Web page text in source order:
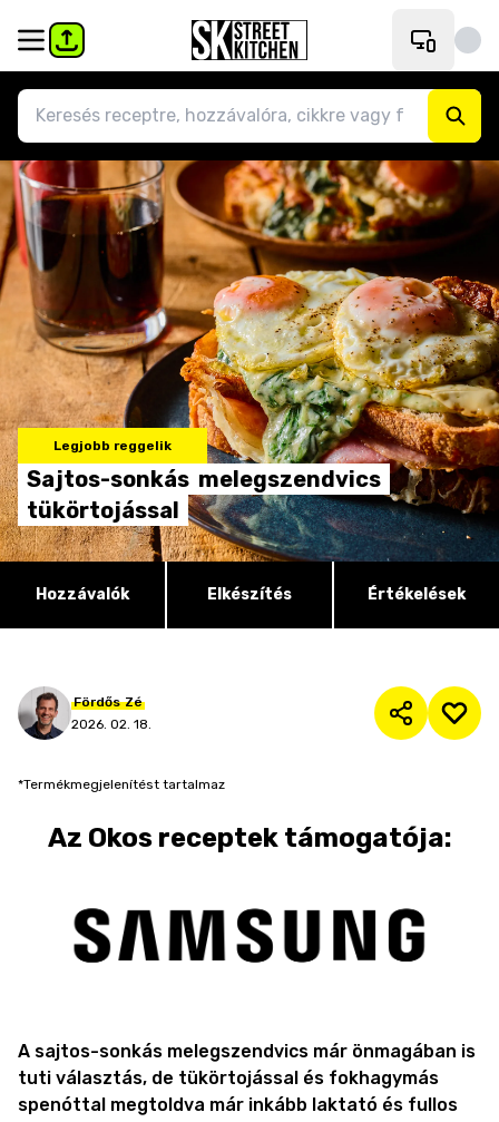
Legjobb reggelik
Sajtos-sonkás melegszendvics
tükörtojással
Hozzávalók Elkészítés Értékelések
Fördős Zé
2026. 02. 18.
*Termékmegjelenítést tartalmaz
Az Okos receptektámogatója:
A sajtos-sonkás melegszendvics már önmagában is
tuti választás, de tükörtojással és fokhagymás
spenóttal megtoldva már inkább laktató és fullos